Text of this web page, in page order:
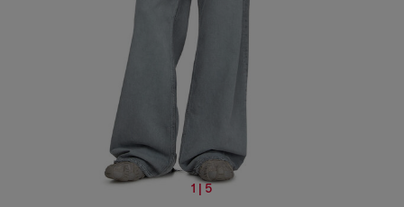
1 | 5